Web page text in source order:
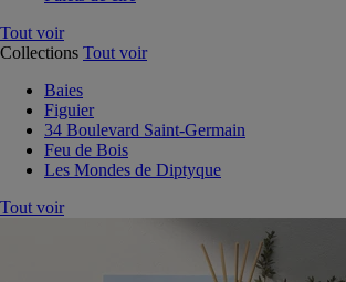
Tout voir
Collections Tout voir
Baies
Figuier
34 Boulevard Saint-Germain
Feu de Bois
Les Mondes de Diptyque
Tout voir